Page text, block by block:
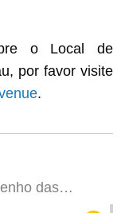
o Local de
por favor visite
.
das